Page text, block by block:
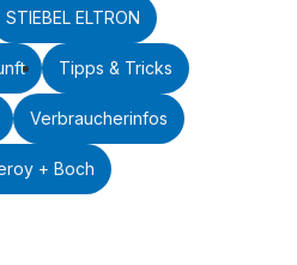
STIEBEL ELTRON
Tipps & Tricks
Verbraucherinfos
+ Boch